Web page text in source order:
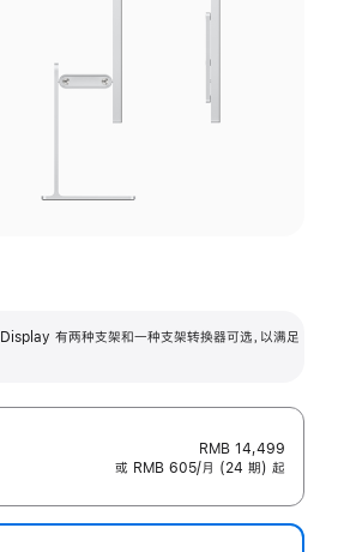
有两种支架和一种支架转换器可选，以满足
RMB 14,499
或 RMB 605/月 (24 期) 起